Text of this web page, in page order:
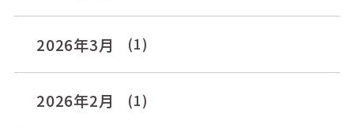
2026年3月 (1)
2026年2月 (1)